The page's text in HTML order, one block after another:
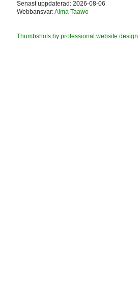
Senast uppdaterad: 2026-08-06
Webbansvar:Alma Taawo
Thumbshots by professional website design